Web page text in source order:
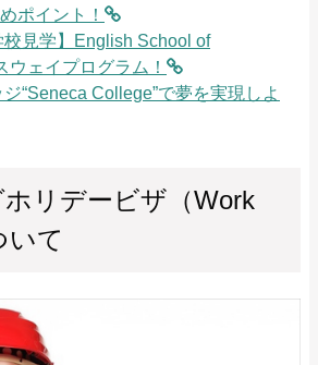
ポイント！
校見学】English School of
ェイプログラム！
“Seneca College”で夢を実現しよ
リデービザ（Work
いて